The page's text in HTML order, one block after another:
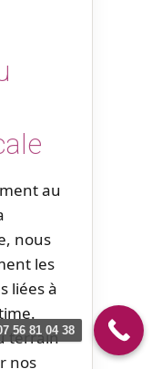
au
nous
les
liées à
terrain
nos
56 81 04 38